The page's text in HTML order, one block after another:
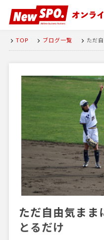
TOP ブログ一覧 ただ
ただ自由気まま
とるだけ